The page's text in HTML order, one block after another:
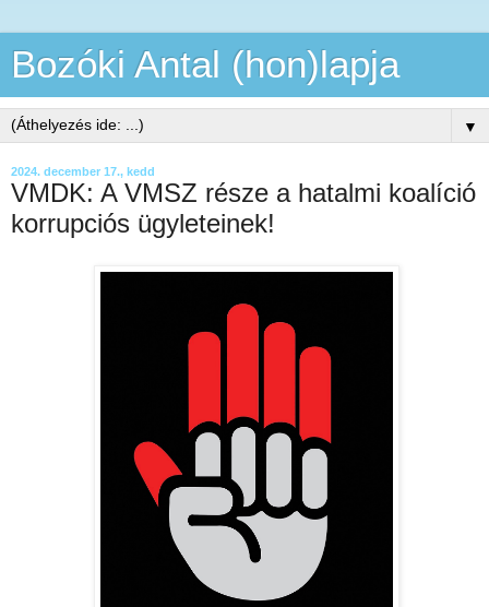
Bozóki Antal (hon)lapja
▼
2024. december 17., kedd
VMDK: A VMSZ része a hatalmi koalíció
korrupciós ügyleteinek!